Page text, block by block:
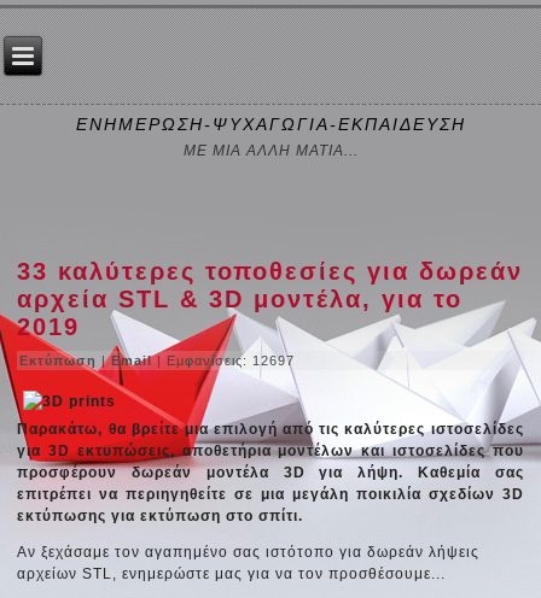
ΕΝΗΜΕΡΩΣΗ-ΨΥΧΑΓΩΓΙΑ-ΕΚΠΑΙΔΕΥΣΗ
ΜΕ ΜΙΑ ΑΛΛΗ ΜΑΤΙΑ...
33 καλύτερες τοποθεσίες για δωρεάν
αρχεία STL & 3D μοντέλα, για το
2019
Εκτύπωση |Email| Εμφανίσεις: 12697
Παρακάτω, θα βρείτε μια επιλογή από τις καλύτερες ιστοσελίδες
για 3D εκτυπώσεις, αποθετήρια μοντέλων και ιστοσελίδες που
προσφέρουν δωρεάν μοντέλα 3D για λήψη. Καθεμία σας
επιτρέπει να περιηγηθείτε σε μια μεγάλη ποικιλία σχεδίων 3D
εκτύπωσης για εκτύπωση στο σπίτι.
Αν ξεχάσαμε τον αγαπημένο σας ιστότοπο για δωρεάν λήψεις
αρχείων STL, ενημερώστε μας για να τον προσθέσουμε...